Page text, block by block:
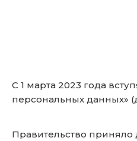
С 1 марта 2023 года
персональных данных»
Правительство